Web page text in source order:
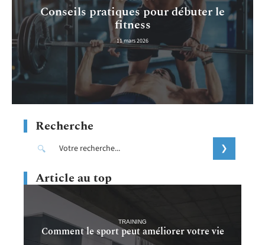
Conseils pratiques pour débuter le
fitness
11 mars 2026
Recherche
Article au top
TRAINING
Comment le sport peut améliorer votre vie